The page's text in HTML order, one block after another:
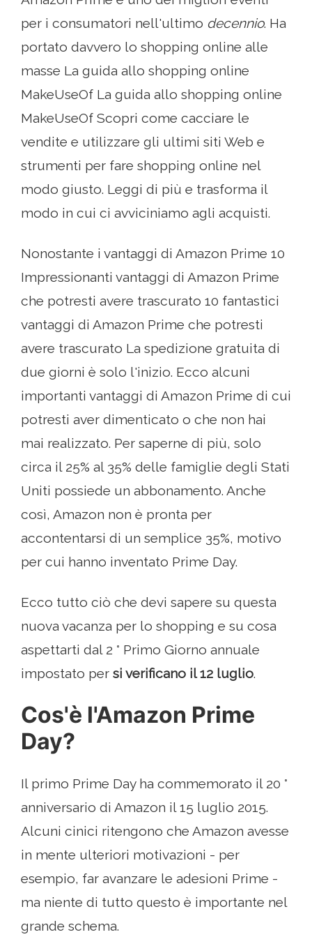
per i consumatori nell'ultimo decennio. Ha
portato davvero lo shopping online alle
masse La guida allo shopping online
MakeUseOf La guida allo shopping online
MakeUseOf Scopri come cacciare le
vendite e utilizzare gli ultimi siti Web e
strumenti per fare shopping online nel
modo giusto. Leggi di più e trasforma il
modo in cui ci avviciniamo agli acquisti.
Nonostante i vantaggi di Amazon Prime 10
Impressionanti vantaggi di Amazon Prime
che potresti avere trascurato 10 fantastici
vantaggi di Amazon Prime che potresti
avere trascurato La spedizione gratuita di
due giorni è solo l'inizio. Ecco alcuni
importanti vantaggi di Amazon Prime di cui
potresti aver dimenticato o che non hai
mai realizzato. Per saperne di più, solo
circa il 25% al ​​35% delle famiglie degli Stati
Uniti possiede un abbonamento. Anche
così, Amazon non è pronta per
accontentarsi di un semplice 35%, motivo
per cui hanno inventato Prime Day.
Ecco tutto ciò che devi sapere su questa
nuova vacanza per lo shopping e su cosa
aspettarti dal 2 ° Primo Giorno annuale
impostato per si verificano il 12 luglio.
Cos'è l'Amazon Prime
Day?
Il primo Prime Day ha commemorato il 20 °
anniversario di Amazon il 15 luglio 2015.
Alcuni cinici ritengono che Amazon avesse
in mente ulteriori motivazioni - per
esempio, far avanzare le adesioni Prime -
ma niente di tutto questo è importante nel
grande schema.